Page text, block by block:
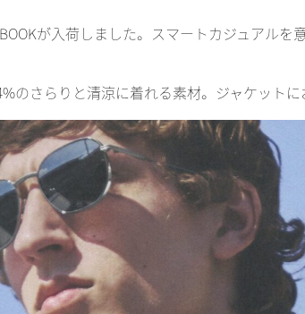
が入荷しました。スマートカジュアルを
のさらりと清涼に着れる素材。ジャケットに